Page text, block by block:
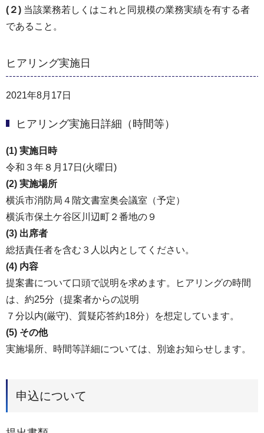
(２) 当該業務若しくはこれと同規模の業務実績を有する者
であること。
ヒアリング実施日
2021年8月17日
ヒアリング実施日詳細（時間等）
(1) 実施日時
令和３年８月17日(火曜日)
(2) 実施場所
横浜市消防局４階文書室奥会議室（予定）
横浜市保土ケ谷区川辺町２番地の９
(3) 出席者
総括責任者を含む３人以内としてください。
(4) 内容
提案書について口頭で説明を求めます。ヒアリングの時間
は、約25分（提案者からの説明
７分以内(厳守)、質疑応答約18分）を想定しています。
(5) その他
実施場所、時間等詳細については、別途お知らせします。
申込について